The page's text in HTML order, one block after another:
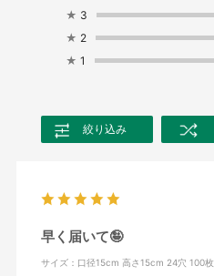
★ 3
★ 2
★ 1
絞り込み
早く届いて🤪
サイズ：口径15cm 高さ15cm 24穴 100枚